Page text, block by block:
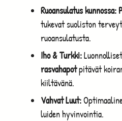
Ruoansulatus kunnossa:
tukevat suoliston
ruoansulatusta.
Iho & Turkki:
rasvahapotpitävät
kiiltävänä.
Vahvat Luut:
luiden hyvinvointia.